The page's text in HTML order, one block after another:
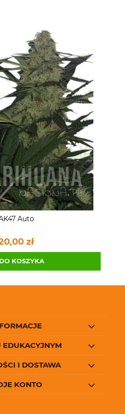
Auto
zł
DO KOSZYKA
EDUKACYJNYM
I DOSTAWA
KONTO